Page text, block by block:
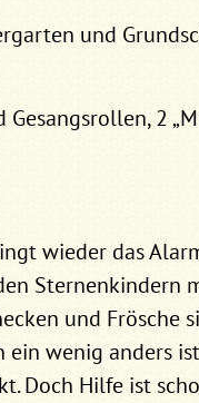
und
Gesangsrollen, 2
wieder das
Sternenkindern
und
wenig anders
Doch Hilfe ist